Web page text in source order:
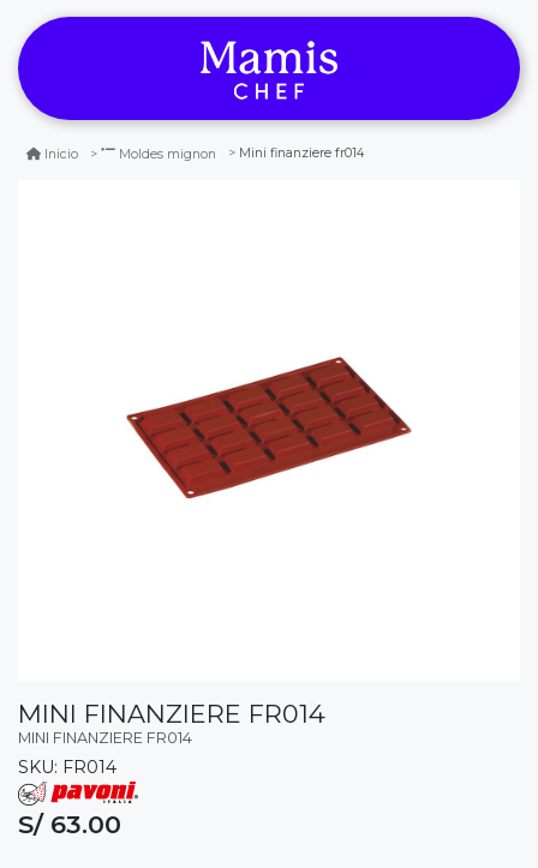
Inicio Moldes mignon Mini finanziere fr014
MINI FINANZIERE FR014
MINI FINANZIERE FR014
SKU: FR014
S/ 63.00